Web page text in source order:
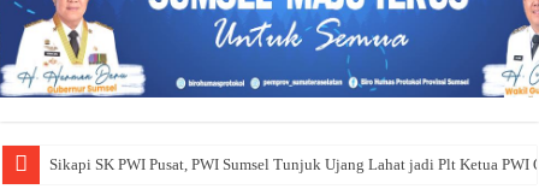
Sikapi SK PWI Pusat, PWI Sumsel Tunjuk Ujang Lahat jadi Plt Ketua PWI